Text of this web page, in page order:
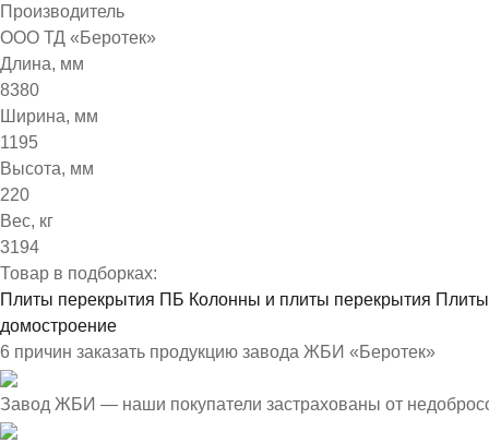
Производитель
ООО ТД «Беротек»
Длина, мм
8380
Ширина, мм
1195
Высота, мм
220
Вес, кг
3194
Товар в подборках:
Плиты перекрытия ПБ Колонны и плиты перекрытия
домостроение
6 причин заказать продукцию завода ЖБИ «Беротек»
Завод ЖБИ — наши покупатели застрахованы от